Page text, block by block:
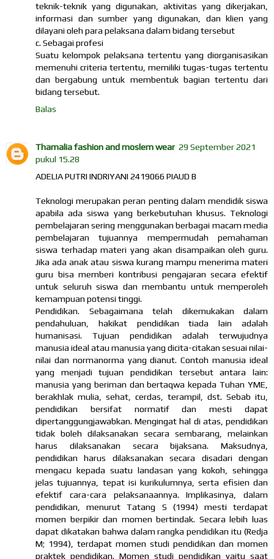
teknik-teknik yang digunakan, aktivitas yang dikerjakan,
informasi dan sumber yang digunakan, dan klien yang
dilayani oleh para pelaksana dalam bidang tersebut
c. Sebagai profesi
Suatu kelompok pelaksana tertentu yang diorganisasikan
memenuhi criteria tertentu, memiliki tugas-tugas tertentu
dan bergabung untuk membentuk bagian tertentu dari
bidang tersebut.
Balas
Thamalia fashion and moslem wear 29 September 2021
pukul 15.28
ADELIA PUTRI INDRIYANI 2419066 PIAUD B
Teknologi merupakan peran penting dalam mendidik siswa
apabila ada siswa yang berkebutuhan khusus. Teknologi
pembelajaran sering menggunakan berbagai macam media
pembelajaran tujuannya mempermudah pemahaman
siswa terhadap materi yang akan disampaikan oleh guru.
Jika ada anak atau siswa kurang mampu menerima materi
guru bisa memberi kontribusi pengajaran secara efektif
untuk seluruh siswa dan membantu untuk memperoleh
kemampuan potensi tinggi.
Pendidikan. Sebagaimana telah dikemukakan dalam
pendahuluan, hakikat pendidikan tiada lain adalah
humanisasi. Tujuan pendidikan adalah terwujudnya
manusia ideal atau manusia yang dicita-citakan sesuai nilai-
nilai dan normanorma yang dianut. Contoh manusia ideal
yang menjadi tujuan pendidikan tersebut antara lain:
manusia yang beriman dan bertaqwa kepada Tuhan YME,
berakhlak mulia, sehat, cerdas, terampil, dst. Sebab itu,
pendidikan bersifat normatif dan mesti dapat
dipertanggungjawabkan. Mengingat hal di atas, pendidikan
tidak boleh dilaksanakan secara sembarang, melainkan
harus dilaksanakan secara bijaksana. Maksudnya,
pendidikan harus dilaksanakan secara disadari dengan
mengacu kepada suatu landasan yang kokoh, sehingga
jelas tujuannya, tepat isi kurikulumnya, serta efisien dan
efektif cara-cara pelaksanaannya. Implikasinya, dalam
pendidikan, menurut Tatang S (1994) mesti terdapat
momen berpikir dan momen bertindak. Secara lebih luas
dapat dikatakan bahwa dalam rangka pendidikan itu (Redja
M; 1994), terdapat momen studi pendidikan dan momen
praktek pendidikan. Momen studi pendidikan yaitu saat